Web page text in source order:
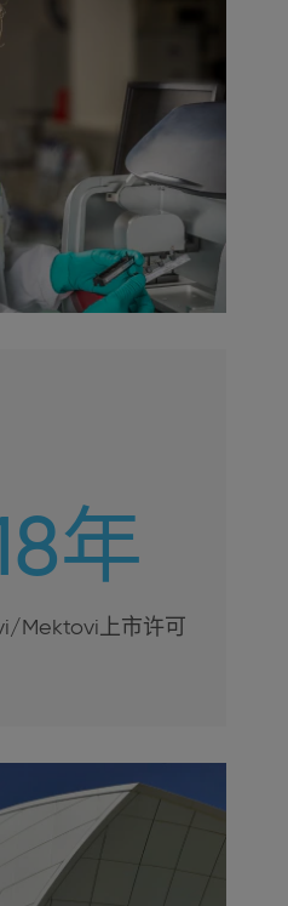
年
Mektovi上市许可